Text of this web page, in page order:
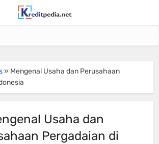
» Mengenal Usaha dan Perusahaan
Usaha dan
Pergadaian di